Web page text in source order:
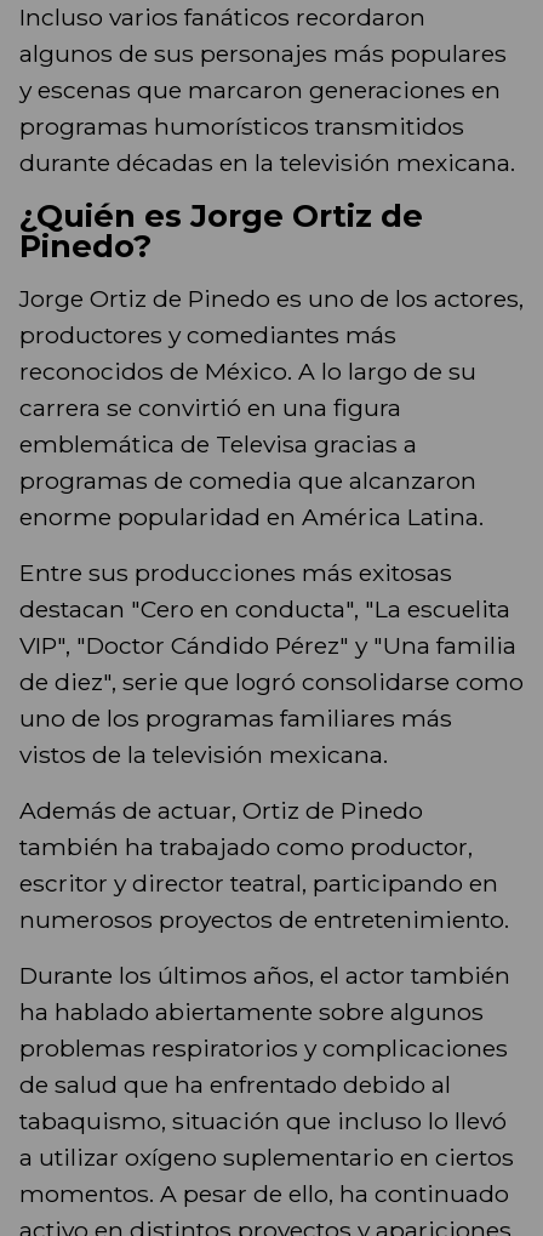
Incluso varios fanáticos recordaron
algunos de sus personajes más populares
y escenas que marcaron generaciones en
programas humorísticos transmitidos
durante décadas en la televisión mexicana.
¿Quién es Jorge Ortiz de
Pinedo?
Jorge Ortiz de Pinedo es uno de los actores,
productores y comediantes más
reconocidos de México. A lo largo de su
carrera se convirtió en una figura
emblemática de Televisa gracias a
programas de comedia que alcanzaron
enorme popularidad en América Latina.
Entre sus producciones más exitosas
destacan "Cero en conducta", "La escuelita
VIP", "Doctor Cándido Pérez" y "Una familia
de diez", serie que logró consolidarse como
uno de los programas familiares más
vistos de la televisión mexicana.
Además de actuar, Ortiz de Pinedo
también ha trabajado como productor,
escritor y director teatral, participando en
numerosos proyectos de entretenimiento.
Durante los últimos años, el actor también
ha hablado abiertamente sobre algunos
problemas respiratorios y complicaciones
de salud que ha enfrentado debido al
tabaquismo, situación que incluso lo llevó
a utilizar oxígeno suplementario en ciertos
momentos. A pesar de ello, ha continuado
activo en distintos proyectos y apariciones